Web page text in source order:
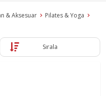
& Aksesuar
Pilates & Yoga
Sırala